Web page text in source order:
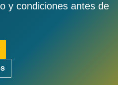
y condiciones antes de